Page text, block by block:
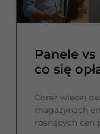
Panele
co się
Coraz więcej
magazynach
rosnących cen